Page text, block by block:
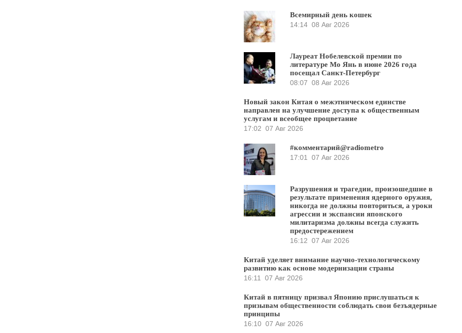
Всемирный день кошек
14:14 08 Авг 2026
Лауреат Нобелевской премии по
литературе Мо Янь в июне 2026 года
посещал Санкт-Петербург
08:07 08 Авг 2026
Новый закон Китая о межэтническом единстве
направлен на улучшение доступа к общественным
услугам и всеобщее процветание
17:02 07 Авг 2026
#комментарий@radiometro
17:01
07 Авг 2026
Разрушения и трагедии, произошедшие в
результате применения ядерного оружия,
никогда не должны повториться, а уроки
агрессии и экспансии японского
милитаризма должны всегда служить
предостережением
16:12 07 Авг 2026
Китай уделяет внимание научно-технологическому
развитию как основе модернизации страны
16:11
07 Авг 2026
Китай в пятницу призвал Японию прислушаться к
призывам общественности соблюдать свои безъядерные
принципы
16:10 07 Авг 2026